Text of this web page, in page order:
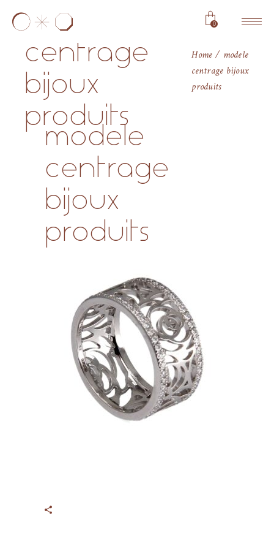
0
modele
centrage
bijoux
produits
Home
modele
centrage bijoux
produits
modele
centrage
bijoux
produits